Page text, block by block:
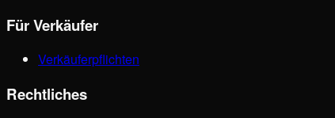
Für Verkäufer
Verkäuferpflichten
Rechtliches